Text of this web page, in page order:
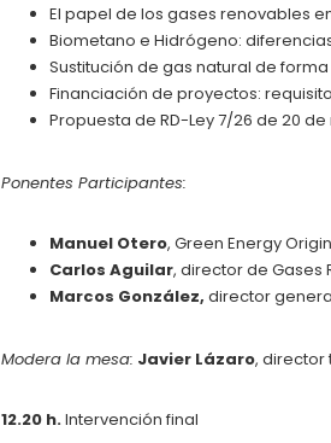
El papel de los gases renovables
Biometano e Hidrógeno:
Sustitución de gas natural de
Financiación de proyectos:
Propuesta de RD-Ley 7/26 de 20
Ponentes Participantes:
Manuel Otero, Green Energy
Carlos Aguilar, director de Gases
Marcos González,director
Modera la mesa: Javier Lázaro, director
12.20 h.Intervención final